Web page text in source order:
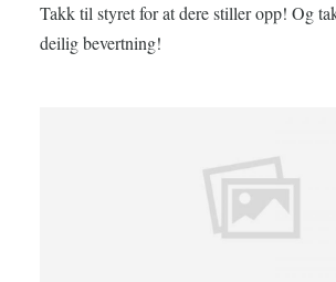
Takk til styret for at dere stiller opp! Og
deilig bevertning!